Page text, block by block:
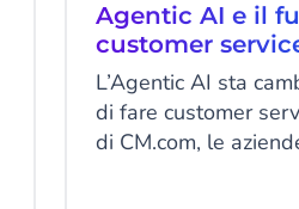
Agentic AI e il
customer
L’Agentic AI sta
di fare customer
di CM.com, le